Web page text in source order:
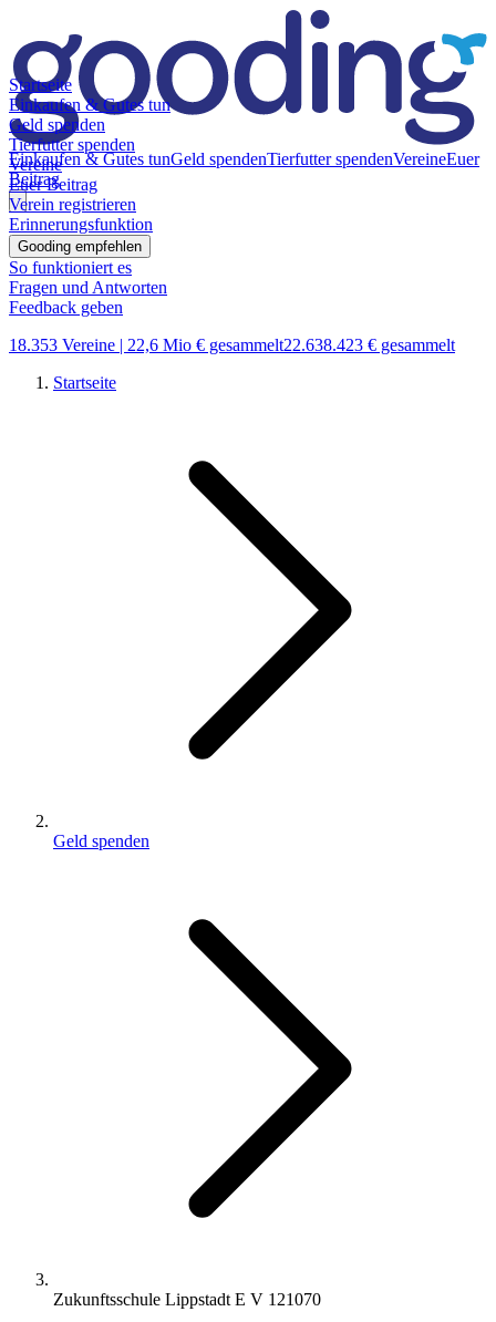
Einkaufen & Gutes tunGeld spendenTierfutter spendenVereineEuer
Beitrag
Startseite
Einkaufen & Gutes tun
Geld spenden
Tierfutter spenden
Vereine
Euer Beitrag
Verein registrieren
Erinnerungsfunktion
Gooding empfehlen
So funktioniert es
Fragen und Antworten
Feedback geben
18.353 Vereine | 22,6 Mio € gesammelt22.638.423 € gesammelt
Startseite
Geld spenden
Zukunftsschule Lippstadt E V 121070